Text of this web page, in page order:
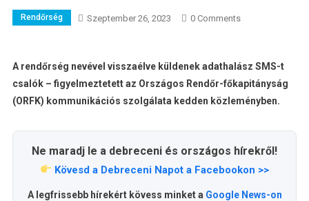
Rendőrség Szeptember 26, 2023 0 Comments
A rendőrség nevével visszaélve küldenek adathalász SMS-t
csalók – figyelmeztetett az Országos Rendőr-főkapitányság
(ORFK) kommunikációs szolgálata kedden közleményben.
Ne maradj le a debreceni és országos hírekről!
Kövesd a Debreceni Napot a Facebookon >>
A legfrissebb hírekért kövess minket a Google News-on